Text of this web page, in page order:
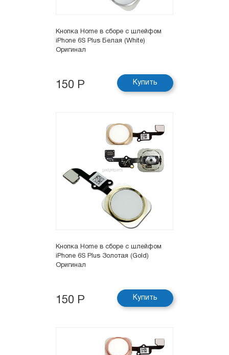
Кнопка Hоme в сборе с шлейфом
iPhone 6S Plus Белая (White)
Оригинал
150 Р Купить
Кнопка Hоme в сборе с шлейфом
iPhone 6S Plus Золотая (Gold)
Оригинал
150 Р Купить